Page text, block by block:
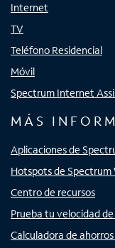
Internet
TV
Teléfono Residencial
Móvil
Spectrum Internet
MÁS
Aplicaciones de
Hotspots de Spectrum
Centro de recursos
Prueba tu velocidad
Calculadora de